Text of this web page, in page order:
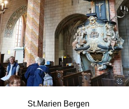
St.Marien Bergen